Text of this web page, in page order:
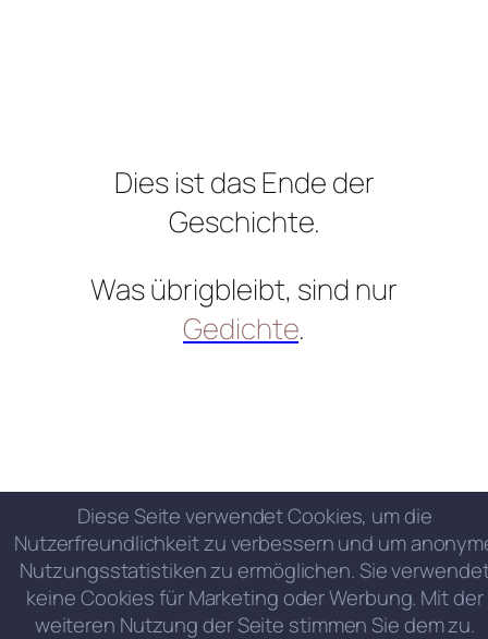
Dies ist das Ende der
Geschichte.
Was übrigbleibt, sind nur
Gedichte.
Diese Seite verwendet Cookies, um die
Nutzerfreundlichkeit zu verbessern und um
Nutzungsstatistiken zu ermöglichen. Sie
keine Cookies für Marketing oder Werbung. Mit der
weiteren Nutzung der Seite stimmen Sie dem zu.